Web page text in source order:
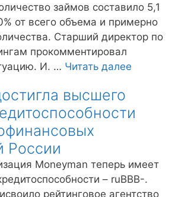
Telegram
займов составило 5,1
от всего объема и примерно
Старший директор по
прокомментировал
И. … Читать далее
о
на
высшего
России
Moneyman теперь имеет
– ruBBB-.
рейтинговое агентство